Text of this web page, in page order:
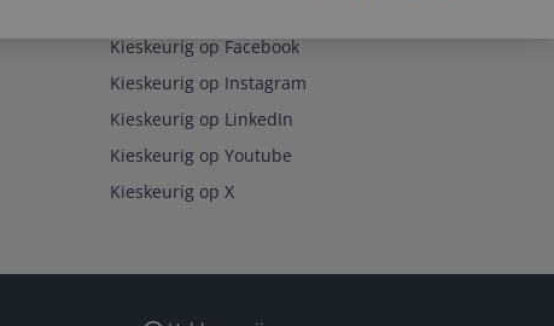
Kieskeurig op Facebook
Kieskeurig op Instagram
Kieskeurig op LinkedIn
Kieskeurig op Youtube
Kieskeurig op X